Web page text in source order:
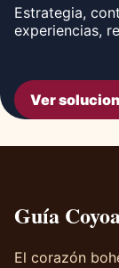
Estrategia,
experiencias,
Ver
Guía
El corazón